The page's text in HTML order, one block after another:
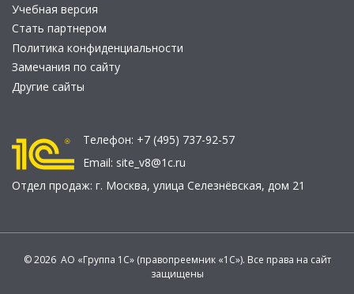
Учебная версия
Стать партнером
Политика конфиденциальности
Замечания по сайту
Другие сайты
Телефон: +7 (495) 737-92-57
Email: site_v8@1c.ru
Отдел продаж: г. Москва, улица Селезнёвская, дом 21
© 2026 АО «Группа 1С» (правопреемник «1С»). Все права на сайт
защищены